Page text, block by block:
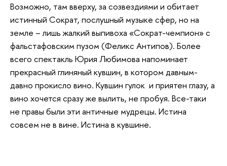
Возможно, там вверху, за созвездиями и обитает
истинный Сократ, послушный музыке сфер, но на
земле – лишь жалкий выпивоха «Сократ-чемпион» с
фальстафовским пузом (Феликс Антипов). Более
всего спектакль Юрия Любимова напоминает
прекрасный глиняный кувшин, в котором давным-
давно прокисло вино. Кувшин гулок и приятен глазу, а
вино хочется сразу же вылить, не пробуя. Все-таки
не правы были эти античные мудрецы. Истина
совсем не в вине. Истина в кувшине.